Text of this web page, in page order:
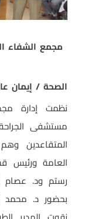
مجمع الشفاء
الصحة / إيمان
نظمت إدارة
مستشفى
المتقاعدين
العامة ورئيس
رستم ود. عصام
بحضور د. محمد